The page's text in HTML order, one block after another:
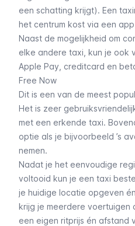
een schatting krijgt). Een
het centrum kost via een
Naast de mogelijkheid om
elke andere taxi, kun je ook
Apple Pay, creditcard en
Free Now
Dit is een van de meest
Het is zeer
met een erkende taxi.
optie als je bijvoorbeeld ’s
nemen.
Nadat je het eenvoudige
voltooid kun je een taxi
je huidige locatie opgeven
krijg je meerdere voertuigen
een eigen ritprijs én afstand